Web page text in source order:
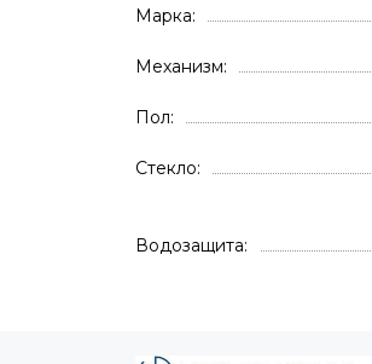
Марка
Механизм
Пол
Стекло
Водозащита